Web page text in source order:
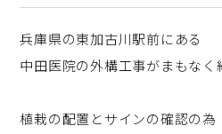
兵庫県の東加古川駅前にある
中田医院の外構工事がまもなく
植栽の配置とサインの確認の為